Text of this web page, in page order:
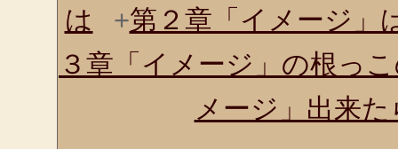
は
+第２章「イメージ」
３章「イメージ」の根っ
メージ」出来